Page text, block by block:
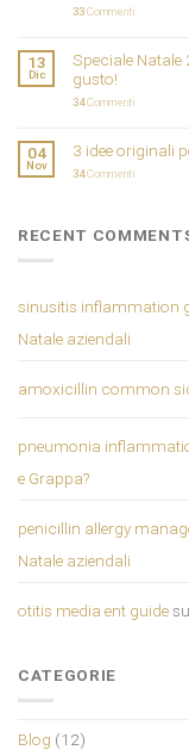
33Commenti
13
Dic
Speciale
gusto!
34Commenti
04
Nov
3 idee originali
34Commenti
RECENT
sinusitis inflammation
Natale aziendali
amoxicillin common
pneumonia
e Grappa?
penicillin allergy
Natale aziendali
otitis media ent guidesu
CATEGORIE
Blog (12)